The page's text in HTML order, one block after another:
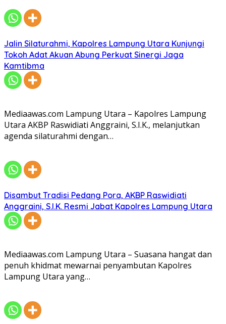
Jalin Silaturahmi, Kapolres Lampung Utara Kunjungi
Tokoh Adat Akuan Abung Perkuat Sinergi Jaga
Kamtibma
Mediaawas.com Lampung Utara – Kapolres Lampung
Utara AKBP Raswidiati Anggraini, S.I.K., melanjutkan
agenda silaturahmi dengan…
Disambut Tradisi Pedang Pora, AKBP Raswidiati
Anggraini, S.I.K. Resmi Jabat Kapolres Lampung Utara
Mediaawas.com Lampung Utara – Suasana hangat dan
penuh khidmat mewarnai penyambutan Kapolres
Lampung Utara yang…